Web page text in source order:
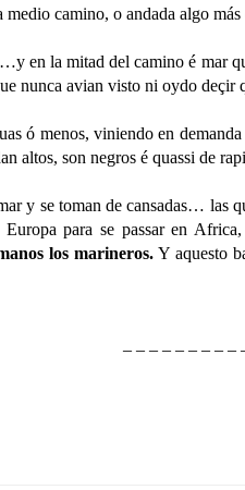
medio camino, o andada algo
del camino é mar que
nunca avian visto ni oydo deçir
ó menos, viniendo en
altos, son negros é quassi de
de cansadas… las
para se passar en
los marineros.Y aquesto
– – – – – – – – –